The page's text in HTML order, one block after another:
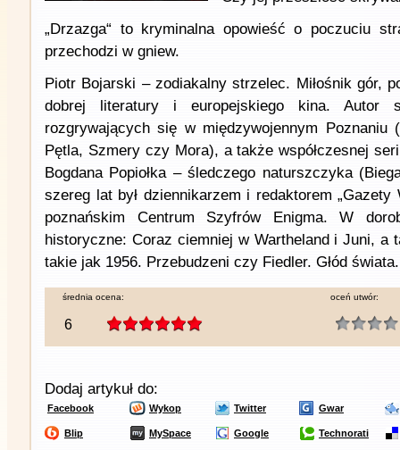
„Drzazga“ to kryminalna opowieść o poczuciu
przechodzi w gniew.
Piotr Bojarski – zodiakalny strzelec. Miłośnik gór,
dobrej literatury i europejskiego kina. Autor
rozgrywających się w międzywojennym Poznaniu
Pętla, Szmery czy Mora), a także współczesnej
Bogdana Popiołka – śledczego naturszczyka
szereg lat był dziennikarzem i redaktorem
poznańskim Centrum Szyfrów Enigma. W
historyczne: Coraz ciemniej w Wartheland i Juni, a
takie jak 1956. Przebudzeni czy Fiedler. Głód świata.
średnia ocena:
6
oceń utwór:
Dodaj artykuł do:
Facebook Wykop Twitter Gwar
Blip MySpace Google Technorati